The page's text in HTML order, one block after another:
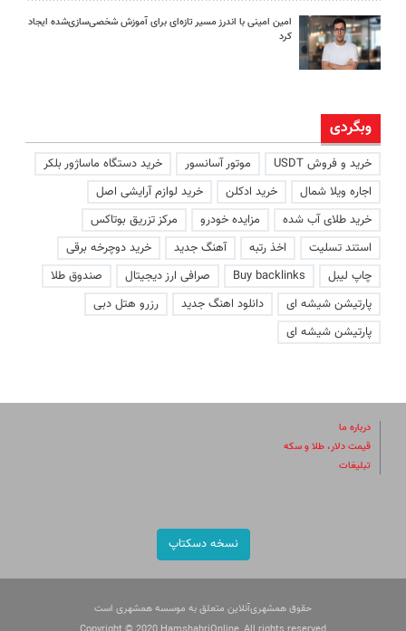
امین امینی با اندرز مسیر تازه‌ای برای آموزش شخصی‌سازی‌شده ایجاد
کرد
وبگردی
خرید و فروش USDT موتور آسانسور
خرید دستگاه ماساژور بلکر
اجاره ویلا شمال
خرید ادکلن
خرید لوازم آرایشی اصل
خرید طلای آب شده
مزایده خودرو
مرکز تزریق بوتاکس
استند تسلیت
اخذ رتبه آهنگ جدید
خرید دوچرخه برقی
چاپ لیبل
Buy backlinks صرافی ارز دیجیتال
صندوق طلا
پارتیشن شیشه ای
دانلود اهنگ جدید
رزرو هتل دبی
پارتیشن شیشه ای
درباره ما
قیمت دلار، طلا و سکه
تبلیغات
نسخه دسکتاپ
حقوق همشهری‌آنلاین متعلق به موسسه همشهری است